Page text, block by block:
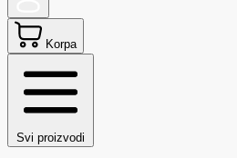
Korpa
Svi proizvodi